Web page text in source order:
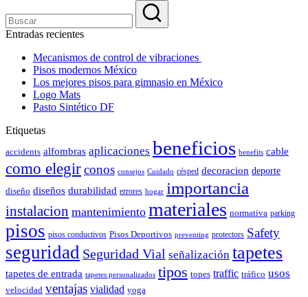
Entradas recientes
Mecanismos de control de vibraciones
Pisos modernos México
Los mejores pisos para gimnasio en México
Logo Mats
Pasto Sintético DF
Etiquetas
accidents alfombras aplicaciones beneficios benefits cable
como elegirconos consejos Cuidado césped decoracion deporte
diseño diseños durabilidad errores hogar importancia
instalacion mantenimiento materiales normativa parking
pisos pisos conductivos Pisos Deportivos preventing protectors Safety
seguridad Seguridad Vial señalización tapetes
tapetes de entrada tapetes personalizados tipos topes traffic tráfico usos
velocidad ventajas vialidad yoga